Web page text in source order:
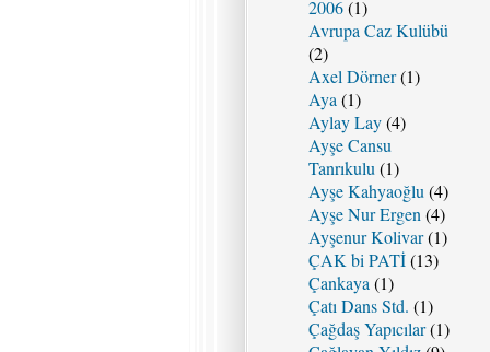
2006(1)
Avrupa Caz Kulübü
(2)
Axel Dörner(1)
Aya (1)
Aylay Lay(4)
Ayşe Cansu
Tanrıkulu (1)
Ayşe Kahyaoğlu (4)
Ayşe Nur Ergen (4)
Ayşenur Kolivar(1)
ÇAK bi PATİ(13)
Çankaya (1)
Çatı Dans Std. (1)
Çağdaş Yapıcılar(1)